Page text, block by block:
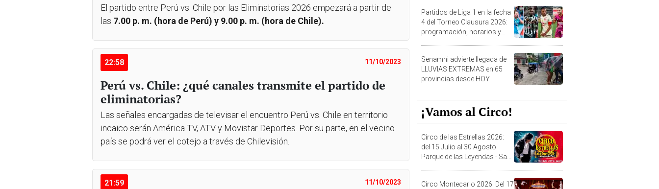
El partido entre Perú vs. Chile por las Eliminatorias 2026 empezará a partir de
las 7.00 p. m. (hora de Perú) y 9.00 p. m. (hora de Chile).
22:58 11/10/2023
Perú vs. Chile: ¿qué canales transmite el partido de
eliminatorias?
Las señales encargadas de televisar el encuentro Perú vs. Chile en territorio
incaico serán América TV, ATV y Movistar Deportes. Por su parte, en el vecino
país se podrá ver el cotejo a través de Chilevisión.
21:59 11/10/2023
Partidos de Liga 1 en la fecha
4 del Torneo Clausura 2026:
programación, horarios y
Senamhi advierte llegada de
LLUVIAS EXTREMAS en 65
provincias desde HOY
¡Vamos al Circo!
Circo de las Estrellas 2026:
del 15 Julio al 30 Agosto.
Parque de las Leyendas - San
Circo Montecarlo 2026: Del 17